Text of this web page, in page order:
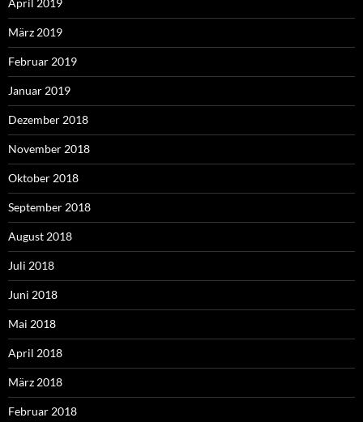
April 2019
März 2019
Februar 2019
Januar 2019
Dezember 2018
November 2018
Oktober 2018
September 2018
August 2018
Juli 2018
Juni 2018
Mai 2018
April 2018
März 2018
Februar 2018